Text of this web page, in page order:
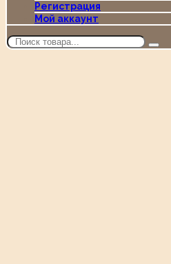
Регистрация
Мой аккаунт